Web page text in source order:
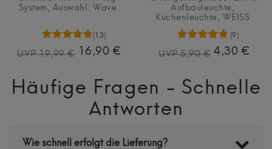
System
, Auswahl: Wave
(13)
UVP 19,99 € 16,90 €
Aufbauleuchte,
Küchenleuchte, WEISS
(9)
UVP 5,90 € 4,30 €
Häufige Fragen - Schnelle
Antworten
Wie schnell erfolgt die Lieferung?